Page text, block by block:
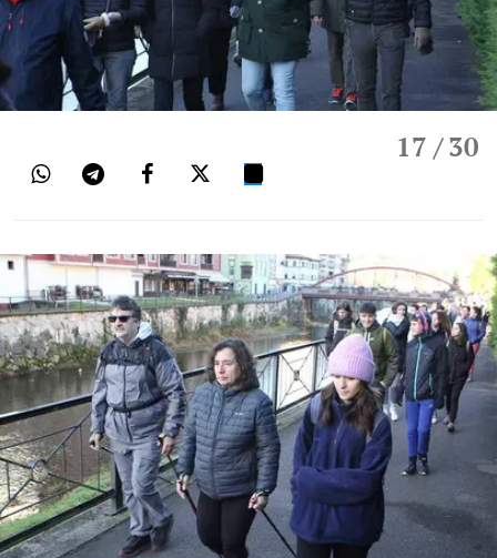
17 / 30